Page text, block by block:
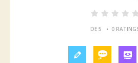
DE 5 • 0